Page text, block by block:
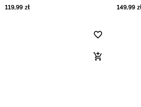
119,99 zł
149,99